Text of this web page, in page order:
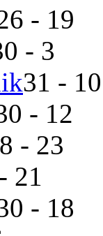
- 19
- 3
31 - 10
- 12
- 23
21
- 18